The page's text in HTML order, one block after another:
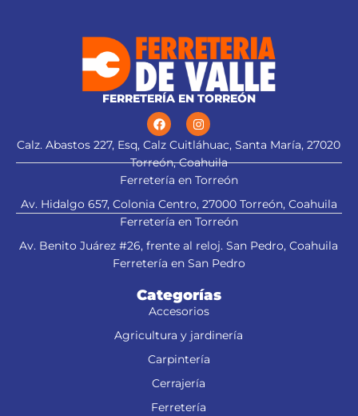
FERRETERÍA EN TORREÓN
Calz. Abastos 227, Esq, Calz Cuitláhuac, Santa María, 27020
Torreón, Coahuila
Ferretería en Torreón
Av. Hidalgo 657, Colonia Centro, 27000 Torreón, Coahuila
Ferretería en Torreón
Av. Benito Juárez #26, frente al reloj. San Pedro, Coahuila
Ferretería en San Pedro
Categorías
Accesorios
Agricultura y jardinería
Carpintería
Cerrajería
Ferretería